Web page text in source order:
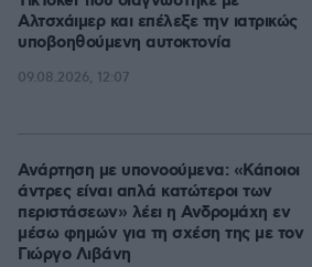
Αλτσχάιμερ και επέλεξε την ιατρικώς
υποβοηθούμενη αυτοκτονία
09.08.2026, 12:07
Ανάρτηση με υπονοούμενα: «Κάποιοι
άντρες είναι απλά κατώτεροι των
περιστάσεων» λέει η Ανδρομάχη εν
μέσω φημών για τη σχέση της με τον
Γιώργο Λιβάνη